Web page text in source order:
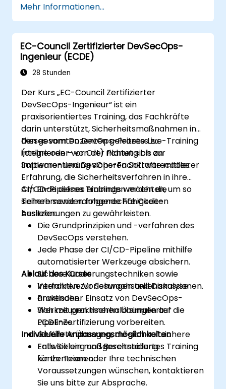
DevOps-Ingenieure sowie Entwickler, die
lernen möchten, wie man effektiv Angriffe auf
Pipelines abwehrt. Dabei kombiniert das
Training Live-Angriffssimulationen mit
branchenführenden Werkzeugen und
praxisnahen Verteidigungstechniken.
Mehr Informationen...
EC-Council Zertifizierter DevSecOps-
Ingenieur (ECDE)
28 Stunden
Der Kurs „EC-Council Zertifizierter
DevSecOps-Ingenieur“ ist ein
praxisorientiertes Training, das Fachkräfte
darin unterstützt, Sicherheitsmaßnahmen in
den gesamten DevOps-Prozess zu
integrieren – von der Planung bis zur
Implementierung sicheren Softwarecodes.
Dieses vom Dozenten geleitete Live-Training
(online oder vor Ort) richtet sich an
Software- und DevOps-Fachkräfte mittlerer
Erfahrung, die Sicherheitsverfahren in ihre
CI/CD-Pipelines einbinden möchten, um so
sichere sowie normgerechte Code-
Auslieferungen zu gewährleisten.
Am Ende dieses Trainings werden die
Teilnehmenden folgende Fähigkeiten
besitzen:
Die Grundprinzipien und -verfahren des
DevSecOps verstehen.
Jede Phase der CI/CD-Pipeline mithilfe
automatisierter Werkzeuge absichern.
Sichere Codierungstechniken sowie
Verfahren zur Schwachstellenanalyse
anwenden.
Sich mit praktischen Übungen auf die
ECDE-Zertifizierung vorbereiten.
Ablauf des Kurses
Interaktive Vorlesungen und Diskussionen.
Praktischer Einsatz von DevSecOps-
Werkzeugen innerhalb simulierter
Pipelines.
Geführte Übungen, die sich auf sichere
Entwicklung und Bereitstellung
konzentrieren.
Individuelle Anpassungsmöglichkeiten
Falls Sie ein maßgeschneidertes Training
für Ihr Team oder Ihre technischen
Voraussetzungen wünschen, kontaktieren
Sie uns bitte zur Absprache.